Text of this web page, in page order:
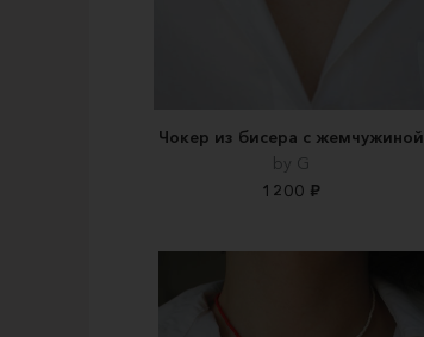
Чокер из бисера с жемчужиной
by G
1200 ₽